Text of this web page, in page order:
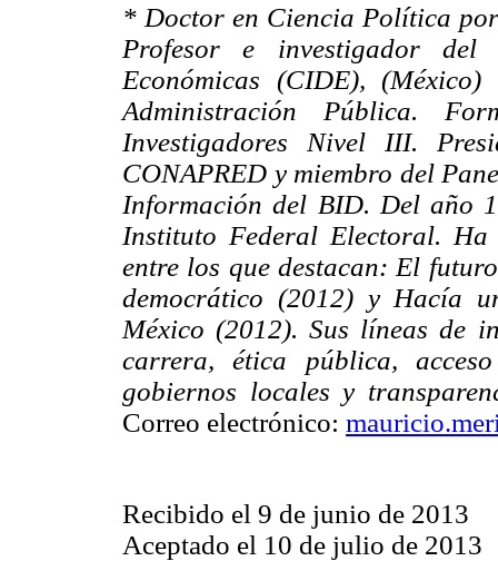
* Doctor en Ciencia Política
Profesor e investigador del
Económicas (CIDE),
Administración Pública.
Investigadores Nivel III.
CONAPRED y miembro del
Información del BID. Del año
Instituto Federal Electoral.
entre los que destacan: El
democrático (2012) y Hacía
México (2012). Sus líneas de
carrera, ética pública,
gobiernos locales y
Correo electrónico:
Recibido el 9 de junio de 2013
Aceptado el 10 de julio de 2013